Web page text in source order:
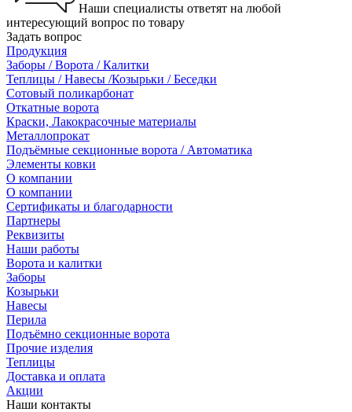
Наши специалисты ответят на любой
интересующий вопрос по товару
Задать вопрос
Продукция
Заборы / Ворота / Калитки
Теплицы / Навесы /Козырьки / Беседки
Сотовый поликарбонат
Откатные ворота
Краски, Лакокрасочные материалы
Металлопрокат
Подъёмные секционные ворота / Автоматика
Элементы ковки
О компании
О компании
Сертификаты и благодарности
Партнеры
Реквизиты
Наши работы
Ворота и калитки
Заборы
Козырьки
Навесы
Перила
Подъёмно секционные ворота
Прочие изделия
Теплицы
Доставка и оплата
Акции
Наши контакты